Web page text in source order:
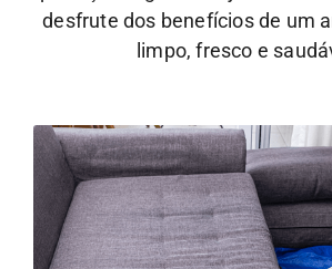
desfrute dos benefícios de um
limpo, fresco e